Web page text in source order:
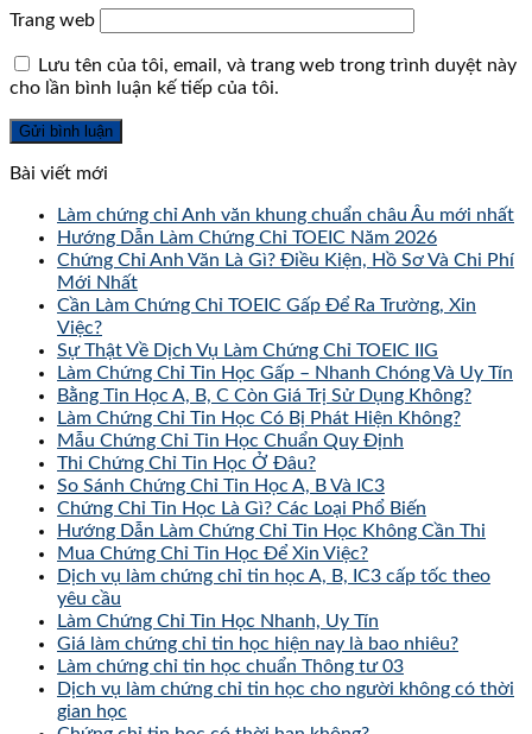
Trang web
Lưu tên của tôi, email, và trang web trong trình duyệt này
cho lần bình luận kế tiếp của tôi.
Bài viết mới
Làm chứng chỉ Anh văn khung chuẩn châu Âu mới nhất
Hướng Dẫn Làm Chứng Chỉ TOEIC Năm 2026
Chứng Chỉ Anh Văn Là Gì? Điều Kiện, Hồ Sơ Và Chi Phí
Mới Nhất
Cần Làm Chứng Chỉ TOEIC Gấp Để Ra Trường, Xin
Việc?
Sự Thật Về Dịch Vụ Làm Chứng Chỉ TOEIC IIG
Làm Chứng Chỉ Tin Học Gấp – Nhanh Chóng Và Uy Tín
Bằng Tin Học A, B, C Còn Giá Trị Sử Dụng Không?
Làm Chứng Chỉ Tin Học Có Bị Phát Hiện Không?
Mẫu Chứng Chỉ Tin Học Chuẩn Quy Định
Thi Chứng Chỉ Tin Học Ở Đâu?
So Sánh Chứng Chỉ Tin Học A, B Và IC3
Chứng Chỉ Tin Học Là Gì? Các Loại Phổ Biến
Hướng Dẫn Làm Chứng Chỉ Tin Học Không Cần Thi
Mua Chứng Chỉ Tin Học Để Xin Việc?
Dịch vụ làm chứng chỉ tin học A, B, IC3 cấp tốc theo
yêu cầu
Làm Chứng Chỉ Tin Học Nhanh, Uy Tín
Giá làm chứng chỉ tin học hiện nay là bao nhiêu?
Làm chứng chỉ tin học chuẩn Thông tư 03
Dịch vụ làm chứng chỉ tin học cho người không có thời
gian học